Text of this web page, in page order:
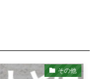
その他